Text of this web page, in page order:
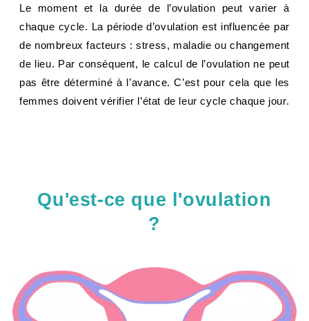
Le moment et la durée de l’ovulation peut varier à
chaque cycle. La période d’ovulation est influencée par
de nombreux facteurs : stress, maladie ou changement
de lieu. Par conséquent, le calcul de l’ovulation ne peut
pas être déterminé à l’avance. C’est pour cela que les
femmes doivent vérifier l’état de leur cycle chaque jour.
Qu'est-ce que l'ovulation
?